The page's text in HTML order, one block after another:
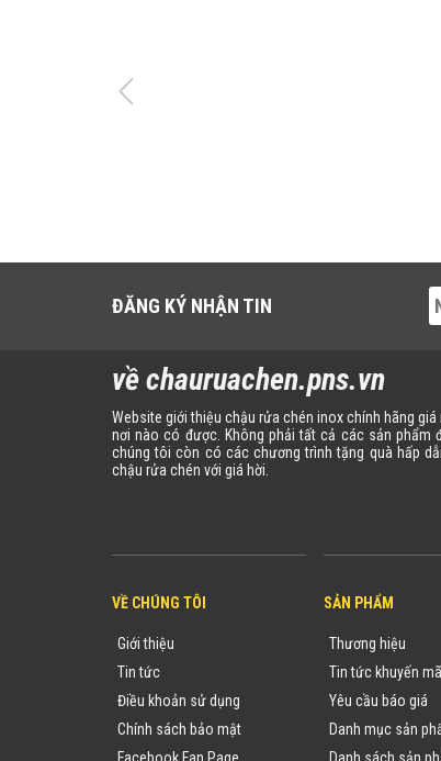
ĐĂNG KÝ NHẬN TIN
về chauruachen.pns.vn
Website giới thiệu chậu rửa chén inox chính hãng
nơi nào có được. Không phải tất cả các sản phẩm
chúng tôi còn có các chương trình tặng quà hấp
chậu rửa chén với giá hời.
VỀ CHÚNG TÔI
Giới thiệu
Tin tức
Điều khoản sử dụng
Chính sách bảo mật
SẢN PHẨM
Thương hiệu
Tin tức khuyến
Yêu cầu báo giá
Danh mục sản